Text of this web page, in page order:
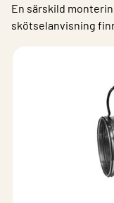
En särskild
skötselanvisning